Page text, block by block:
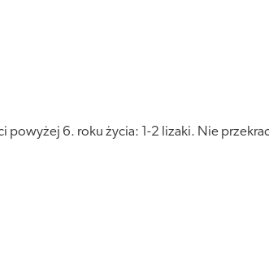
6. roku życia: 1-2 lizaki. Nie